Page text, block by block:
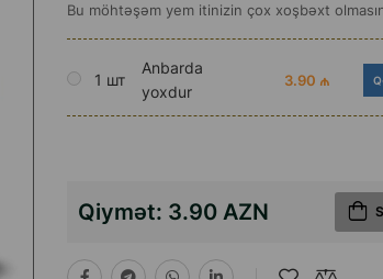
Bu möhtəşəm yem itinizin çox xoşbəxt
1 шт
Anbarda
yoxdur
3.90 ₼
Qiymət: 3.90 AZN